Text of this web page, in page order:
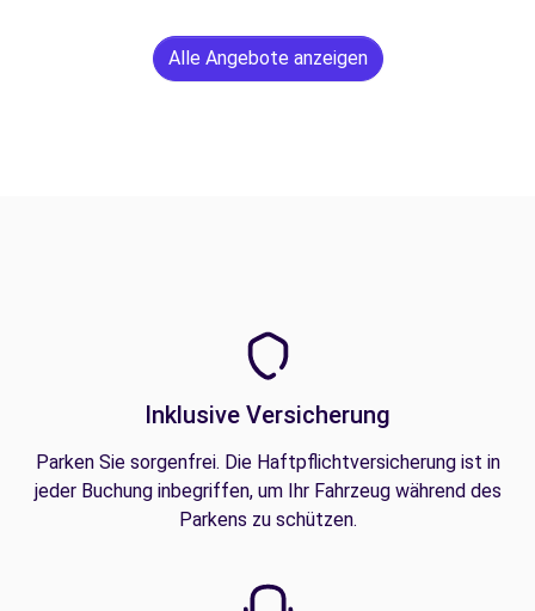
Alle Angebote anzeigen
Inklusive Versicherung
Parken Sie sorgenfrei. Die Haftpflichtversicherung ist in
jeder Buchung inbegriffen, um Ihr Fahrzeug während des
Parkens zu schützen.